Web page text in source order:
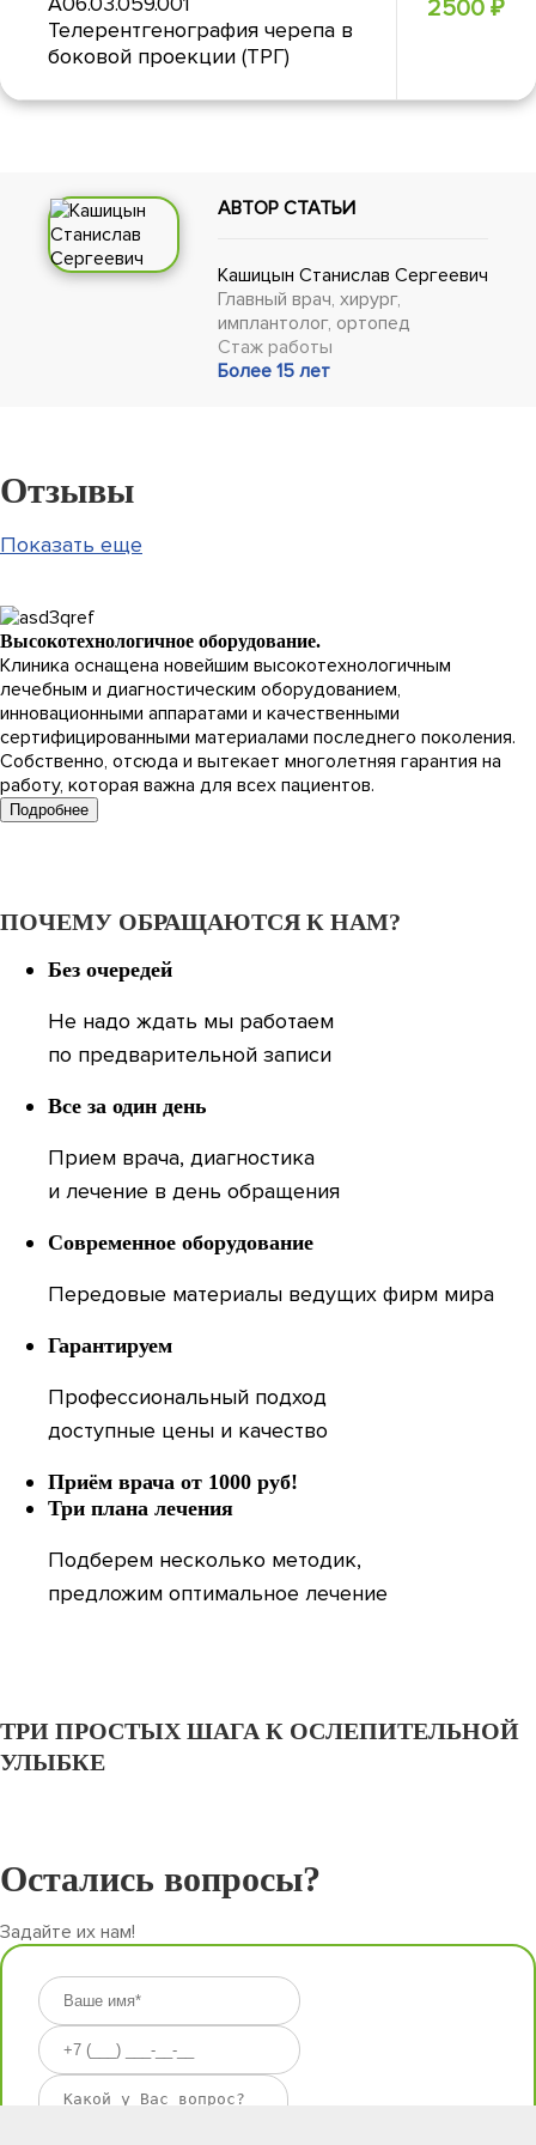
Телерентгенография черепа в
боковой проекции (ТРГ)
2500₽
АВТОР СТАТЬИ
Кашицын Станислав Сергеевич
Главный врач, хирург,
имплантолог, ортопед
Cтаж работы
Более 15 лет
Отзывы
Показать еще
Высокотехнологичное оборудование.
Клиника оснащена новейшим высокотехнологичным
лечебным и диагностическим оборудованием,
инновационными аппаратами и качественными
сертифицированными материалами последнего поколения.
Собственно, отсюда и вытекает многолетняя гарантия на
работу, которая важна для всех пациентов.
Подробнее
ПОЧЕМУ ОБРАЩАЮТСЯ К НАМ?
Без очередей
Не надо ждать мы работаем
по предварительной записи
Все за один день
Прием врача, диагностика
и лечение в день обращения
Современное оборудование
Передовые материалы ведущих фирм мира
Гарантируем
Профессиональный подход
доступные цены и качество
Приём врача от 1000 руб!
Три плана лечения
Подберем несколько методик,
предложим оптимальное лечение
ТРИ ПРОСТЫХ ШАГА К ОСЛЕПИТЕЛЬНОЙ
УЛЫБКЕ
Остались вопросы?
Задайте их нам!